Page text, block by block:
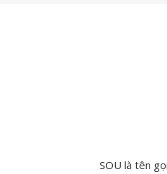
SOU là tên